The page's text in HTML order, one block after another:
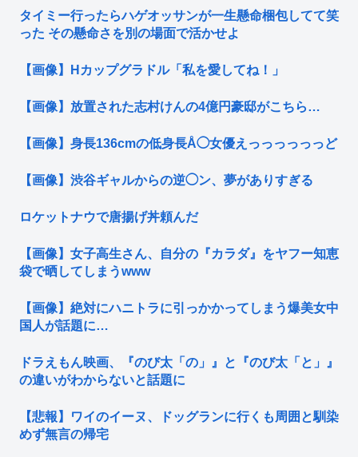
タイミー行ったらハゲオッサンが一生懸命梱包してて笑
った その懸命さを別の場面で活かせよ
【画像】Hカップグラドル「私を愛してね！」
【画像】放置された志村けんの4億円豪邸がこちら…
【画像】身長136cmの低身長Å◯女優えっっっっっっど
【画像】渋谷ギャルからの逆◯ン、夢がありすぎる
ロケットナウで唐揚げ丼頼んだ
【画像】女子高生さん、自分の『カラダ』をヤフー知恵
袋で晒してしまうwww
【画像】絶対にハニトラに引っかかってしまう爆美女中
国人が話題に…
ドラえもん映画、『のび太「の」』と『のび太「と」』
の違いがわからないと話題に
【悲報】ワイのイーヌ、ドッグランに行くも周囲と馴染
めず無言の帰宅